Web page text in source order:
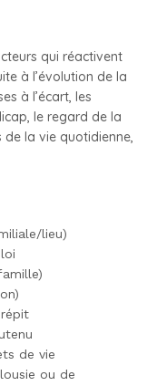
qui réactivent
à l’évolution de la
à l’écart, les
le regard de la
de la vie quotidienne,
lieu)
de vie
ou de